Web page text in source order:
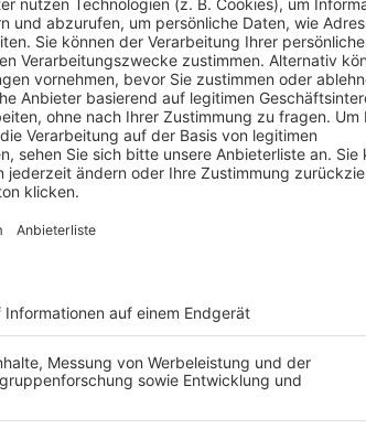
an. Am Sonntag (13:00 Uhr) geht es
ASV Herzogenaurach.